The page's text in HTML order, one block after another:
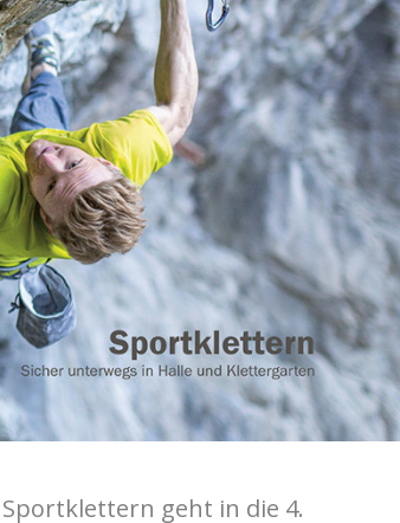
geht in die 4.